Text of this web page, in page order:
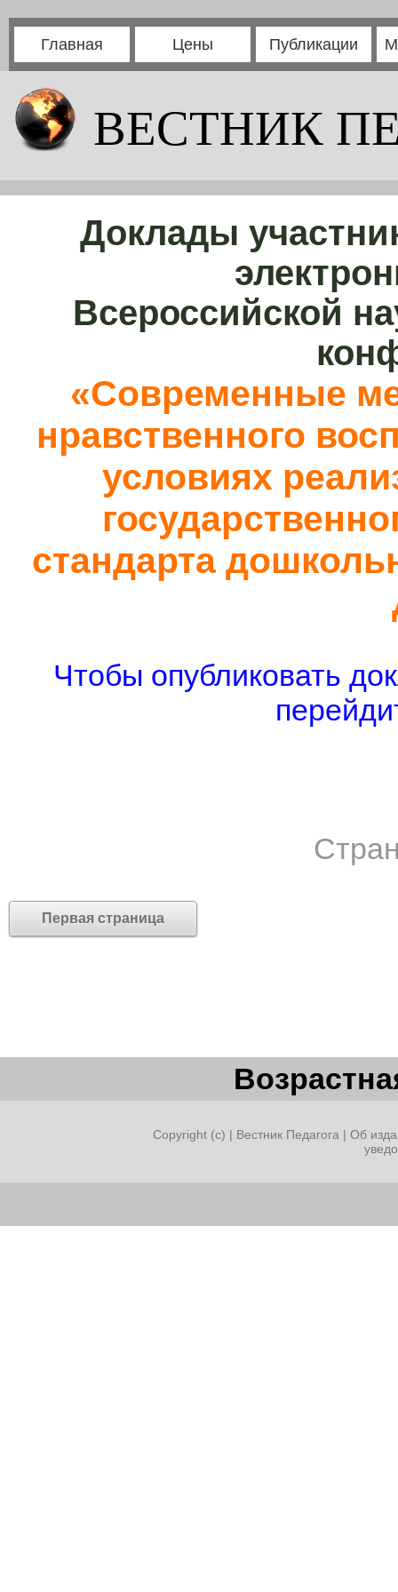
Главная Цены Публикации
ВЕСТНИК
Доклады
Всероссийской
«Современные
нравственного
условиях
стандарта
Чтобы опубликовать
Первая страница
Copyright (c) | Вестник Педагога | Об